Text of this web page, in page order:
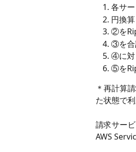
各サ
円換
②を
③を合
④に対
⑤を
＊再計算
た状態で
請求サー
AWS